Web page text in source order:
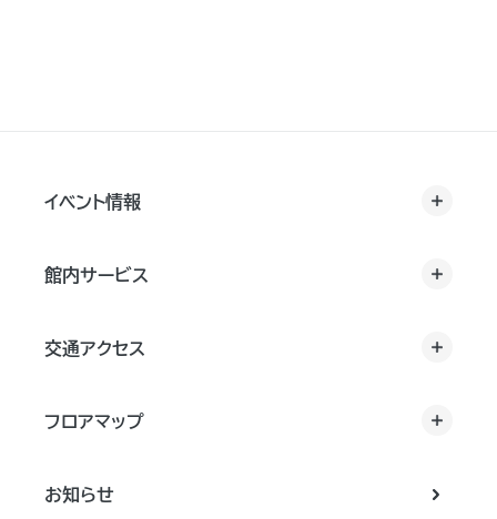
イベント情報
館内サービス
交通アクセス
フロアマップ
お知らせ